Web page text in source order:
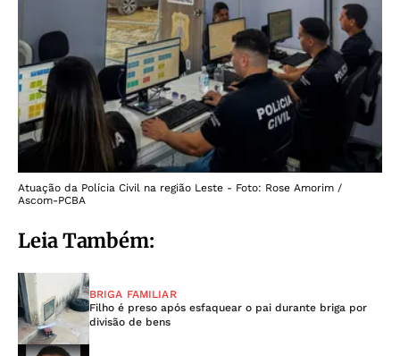
Atuação da Polícia Civil na região Leste - Foto: Rose Amorim /
Ascom-PCBA
Leia Também:
BRIGA FAMILIAR
Filho é preso após esfaquear o pai durante briga por
divisão de bens